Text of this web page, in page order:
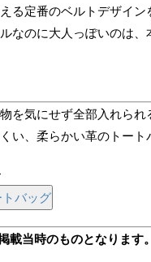
る定番のベルトデザイ
なのに大人っぽいのは、
を気にせず全部入れら
い、柔らかい革のトート
トバッグ
載当時のものとなります